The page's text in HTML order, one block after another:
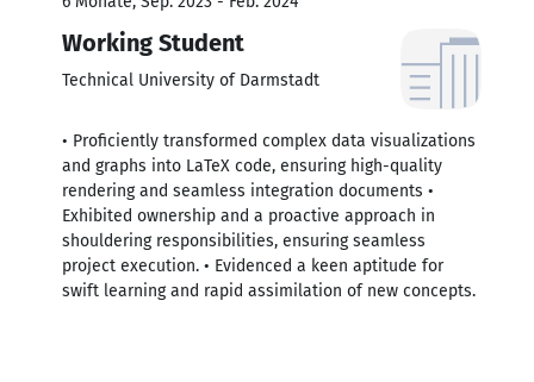
Working Student
Technical University of Darmstadt
• Proficiently transformed complex data visualizations
and graphs into LaTeX code, ensuring high-quality
rendering and seamless integration documents •
Exhibited ownership and a proactive approach in
shouldering responsibilities, ensuring seamless
project execution. • Evidenced a keen aptitude for
swift learning and rapid assimilation of new concepts.